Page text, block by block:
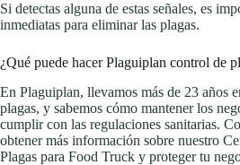
Si detectas alguna de estas señales, es
inmediatas para eliminar las plagas.
¿Qué puede hacer Plaguiplan control de
En Plaguiplan, llevamos más de 23 años
plagas, y sabemos cómo mantener los
cumplir con las regulaciones sanitarias.
obtener más información sobre nuestro
Plagas para Food Truck y proteger tu